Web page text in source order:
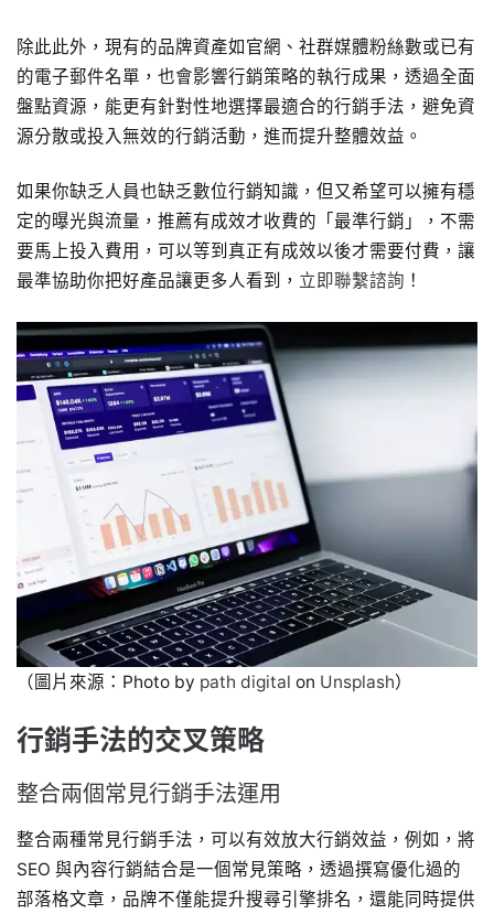
除此此外，現有的品牌資產如官網、社群媒體粉絲數或已有
的電子郵件名單，也會影響行銷策略的執行成果，透過全面
盤點資源，能更有針對性地選擇最適合的行銷手法，避免資
源分散或投入無效的行銷活動，進而提升整體效益。
如果你缺乏人員也缺乏數位行銷知識，但又希望可以擁有穩
定的曝光與流量，推薦有成效才收費的「最準行銷」，不需
要馬上投入費用，可以等到真正有成效以後才需要付費，讓
最準協助你把好產品讓更多人看到， 立即聯繫諮詢 ！
（圖片來源：Photo by path digital on Unsplash）
行銷手法的交叉策略
整合兩個常見行銷手法運用
整合兩種常見行銷手法，可以有效放大行銷效益，例如，將
SEO 與內容行銷結合是一個常見策略，透過撰寫優化過的
部落格文章，品牌不僅能提升搜尋引擎排名，還能同時提供